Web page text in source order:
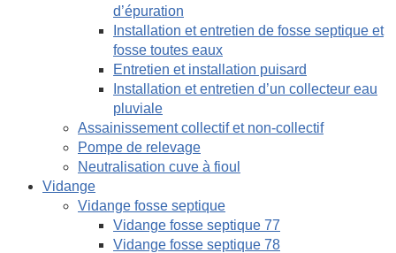
d’épuration
Installation et entretien de fosse septique et
fosse toutes eaux
Entretien et installation puisard
Installation et entretien d’un collecteur eau
pluviale
Assainissement collectif et non-collectif
Pompe de relevage
Neutralisation cuve à fioul
Vidange
Vidange fosse septique
Vidange fosse septique 77
Vidange fosse septique 78